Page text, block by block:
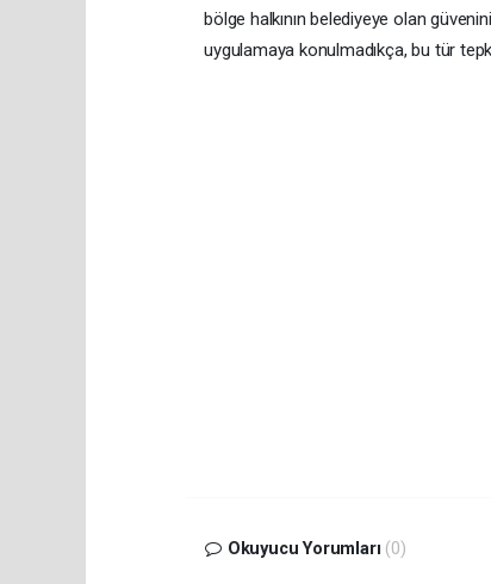
bölge halkının belediyeye olan
uygulamaya konulmadıkça, bu tür
Okuyucu Yorumları (0)